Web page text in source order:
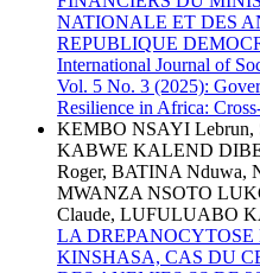
NATIONALE ET DES
REPUBLIQUE
International Journal of
Vol. 5 No. 3 (2025):
Resilience in Africa:
KEMBO NSAYI
KABWE KALEND
Roger, BATINA Nduwa,
MWANZA NSOTO
Claude, LUFULUABO
LA
KINSHASA, CAS DU